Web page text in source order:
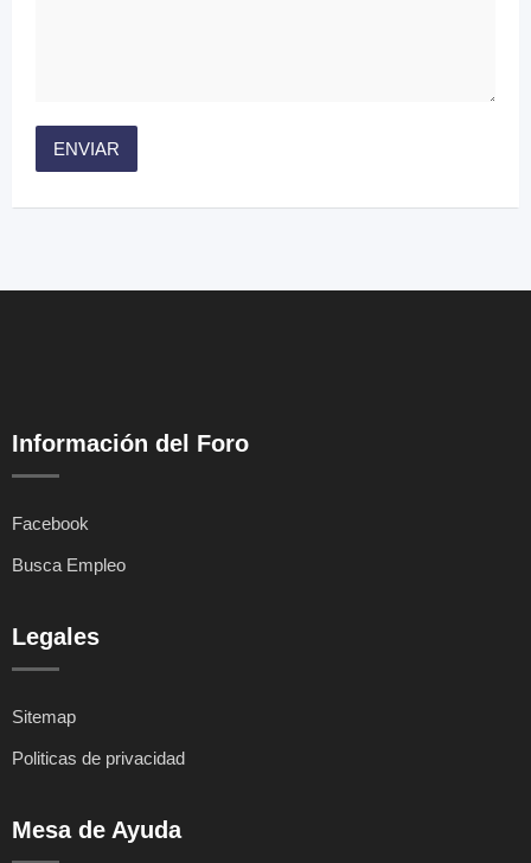
Información del Foro
Facebook
Busca Empleo
Legales
Sitemap
Politicas de privacidad
Mesa de Ayuda